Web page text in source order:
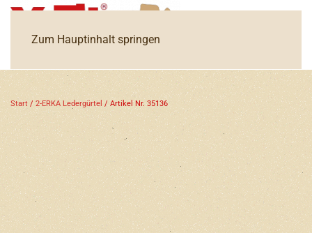
Zum Hauptinhalt springen
Start / 2-ERKA Ledergürtel / Artikel Nr. 35136